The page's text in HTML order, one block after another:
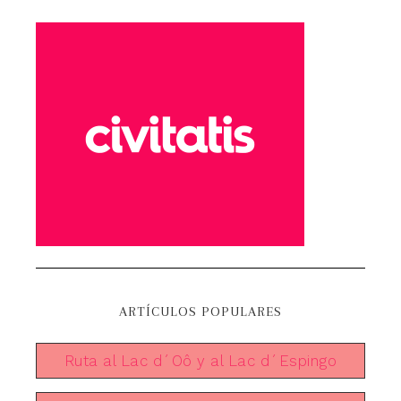
ARTÍCULOS POPULARES
Ruta al Lac d´Oô y al Lac d´Espingo